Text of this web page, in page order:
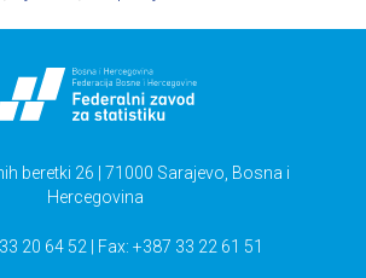
beretki 26 | 71000 Sarajevo, Bosna i
Hercegovina
20 64 52 | Fax: +387 33 22 61 51